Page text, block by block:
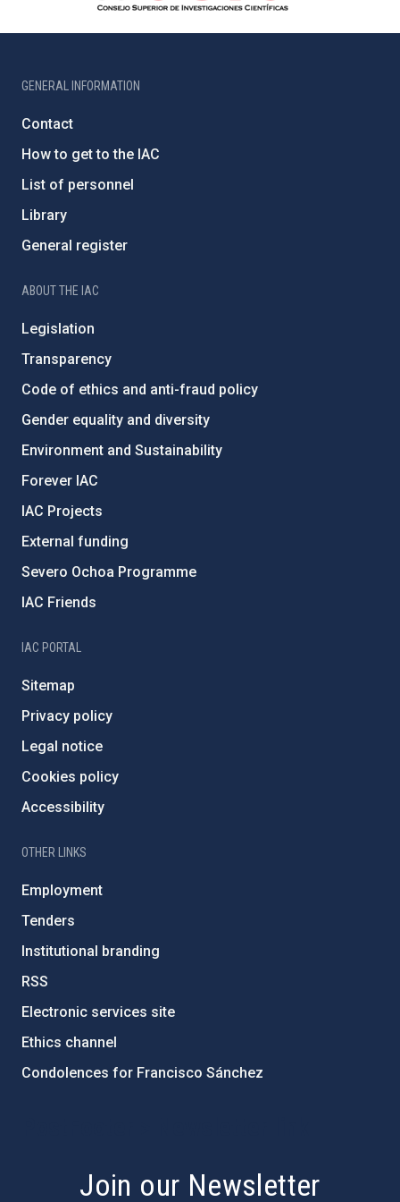
GENERAL INFORMATION
Contact
How to get to the IAC
List of personnel
Library
General register
ABOUT THE IAC
Legislation
Transparency
Code of ethics and anti-fraud policy
Gender equality and diversity
Environment and Sustainability
Forever IAC
IAC Projects
External funding
Severo Ochoa Programme
IAC Friends
IAC PORTAL
Sitemap
Privacy policy
Legal notice
Cookies policy
Accessibility
OTHER LINKS
Employment
Tenders
Institutional branding
RSS
Electronic services site
Ethics channel
Condolences for Francisco Sánchez
Join our Newsletter